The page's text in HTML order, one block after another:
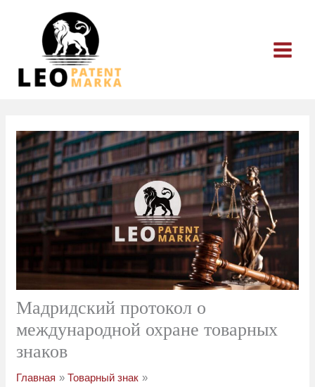
содержимому
Мадридский протокол о
международной охране товарных
знаков
Главная
Товарный знак